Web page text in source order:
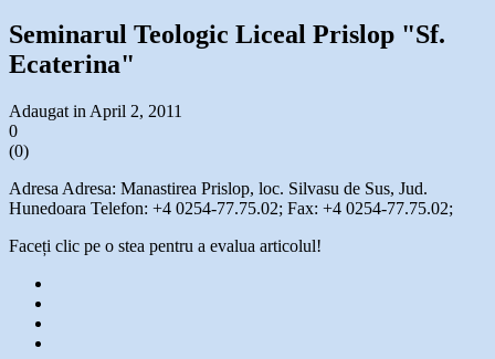
Seminarul Teologic Liceal Prislop "Sf.
Ecaterina"
Adaugat in April 2, 2011
0
(0)
Adresa Adresa: Manastirea Prislop, loc. Silvasu de Sus, Jud.
Hunedoara Telefon: +4 0254-77.75.02; Fax: +4 0254-77.75.02;
Faceți clic pe o stea pentru a evalua articolul!